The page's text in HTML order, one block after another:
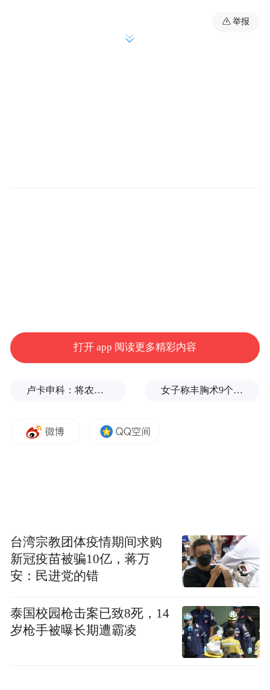
行感到振奋，见证香港科研力量为国家航天
任务作出贡献，也让学生深受鼓舞。
方面具有独特优势，希望香港高校及科研机
构未来能够继续发挥优势，在参与国家航天
生表示，亲眼见证此次任务顺利进行后，自
己也萌生了“航天梦”，希望未来有机会参与
更多航天相关科研项目。
凤凰卫视陈其蔓 香港报道
举报
打开 app 阅读更多精彩内容
卢卡申科：将农忙季节不好好干活的人都发配边疆充军！ 女子称丰胸术9个月后确诊乳腺癌，医美机构：手术不可能引发癌症，建议走司法途径
台湾宗教团体疫情期间求购
新冠疫苗被骗10亿，蒋万
安：民进党的错
泰国校园枪击案已致8死，14
岁枪手被曝长期遭霸凌